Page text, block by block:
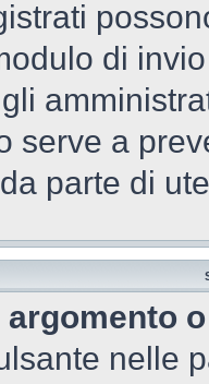
di
serve a
parte di
argomento
nelle